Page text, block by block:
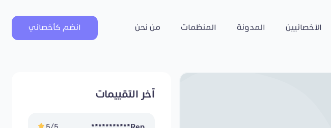
الأخصائيين المدونة المنظمات من نحن انضم كأخصائي
آخر التقييمات